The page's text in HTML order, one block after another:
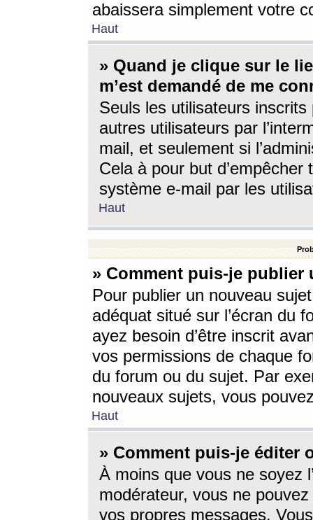
abaissera simplement votre
Haut
» Quand je clique sur le
m’est demandé de me
Seuls les utilisateurs
autres utilisateurs par
mail, et seulement si
Cela à pour but
système e-mail par les
Haut
» Comment puis-je
Pour publier un nouveau
adéquat situé sur l’écran du
ayez besoin d’être inscrit
vos permissions de chaque
du forum ou du sujet. Par
nouveaux sujets, vous
Haut
» Comment puis-je éditer
À moins que vous ne soyez
modérateur, vous ne
vos propres messages.